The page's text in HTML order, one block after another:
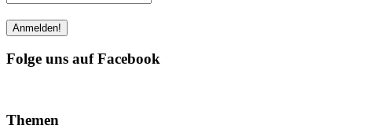
Folge uns auf Facebook
Themen